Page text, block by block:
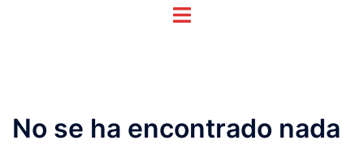
Alternar
No se ha encontrado nada